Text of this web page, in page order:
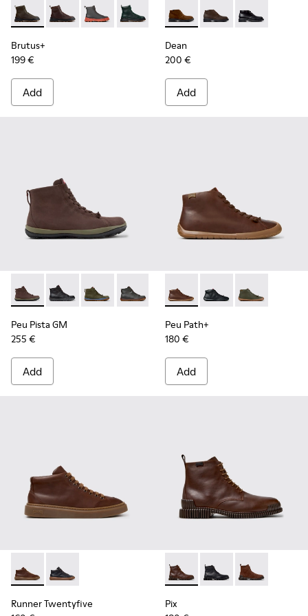
Brutus+ - K300533-011 - Green Nubuck Ankle Boots for Men.
Brutus+ - K300533-014
Brutus+ - K300533-006
Brutus+ - K300533-005
Brutus+ - K300533-002
Brutus+ - K300533-001
Brutus+
199 €
Add
Dean - K300493-007 -
Dean - K300493-006
Dean -
Dean
200 €
Add
Peu Pista GM - K300287-035 - Brown Nubuck Ankle Boots
Peu Pista GM - K300287-034 - Black Leather Ankle
Peu Pista GM - K300287-033
Peu Pista GM - K300287-032
Peu Pista GM - K300287-030
Peu Pista GM -
Peu Pista GM -
Peu Pista GM
255 €
Add
Peu Path+ - K300558-005
Peu Path+ -Peu Path+ -
Peu Path+
180 €
Add
Runner Twentyfive - K300554-002 - Brown Leather
Runner Twentyfive - K300554-001
Runner Twentyfive
Pix - K300542-005 - Brown
Pix - K300542-004 -
Pix -
Pix